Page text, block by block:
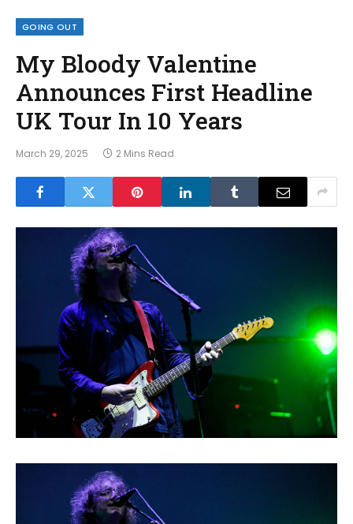
GOING OUT
My Bloody Valentine
Announces First Headline
UK Tour In 10 Years
March 29, 2025 2 Mins Read